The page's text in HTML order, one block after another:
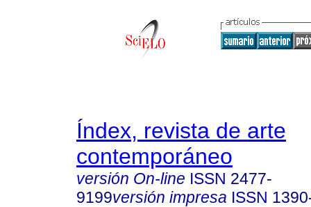
Índex, revista de arte
contemporáneo
versión On-line ISSN 2477-
9199versión impresa ISSN